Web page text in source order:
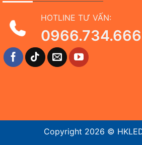
HOTLINE TƯ VẤN:
0966.734.666
Copyright 2026 ©